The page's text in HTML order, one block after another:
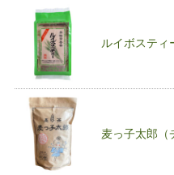
ルイボスティ
麦っ子太郎（